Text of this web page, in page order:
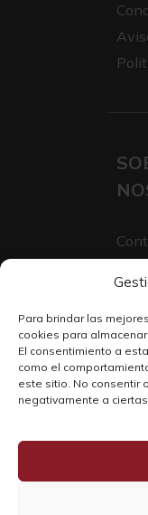
Para brindar las
cookies para
El consentimiento a
como el
este sitio. No consentir
negativamente a